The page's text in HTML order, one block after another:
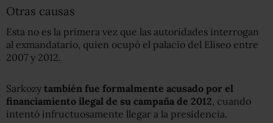
Otras causas
Esta no es la primera vez que las autoridades interrogan
al exmandatario, quien ocupó el palacio del Eliseo entre
2007 y 2012.
Sarkozy también fue formalmente acusado por el
financiamiento ilegal de su campaña de 2012 , cuando
intentó infructuosamente llegar a la presidencia.